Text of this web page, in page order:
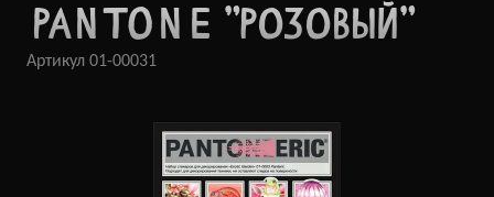
PANTONE "РОЗО­ВЫЙ"
Артикул 01-00031